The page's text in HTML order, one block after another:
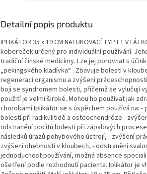
Detailní popis produktu
IPLIKÁTOR 35 x 19 CM NAFUKOVACÍ TYP E1 V
kobereček určený pro individuální používání.
tradiční čínské medicímy. Lze jej porovnat s
„pekingského kladívka“ . Zbavuje bolesti v
regeneraci organismu a zvýšení
boji se syndromem bolesti, přičemž se vylučují
použití je velmi široké. Mohou ho používat jak
chorobami.Iplikátor se s úspěchem používá na:
bolestí při radikulitidě a osteochondróze -
odstranění pocitů bolesti při zápalových
následků úrazů pohybového ústrojí, - zvýšení
zvýšení ohebnosti v kloubech, - odstranění
jednoduchost používání, možná absence
ošetření podle rozhodnutí pacienta. Iplikátor je